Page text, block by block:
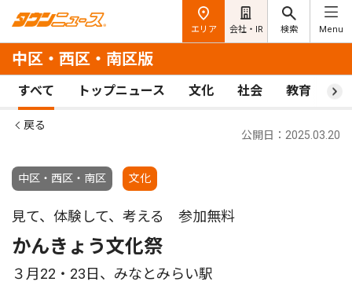
エリア 会社・IR 検索 Menu
中区・西区・南区版
すべて トップニュース 文化 社会 教育 ス
戻る
中区・西区・南区 文化
公開日：2025.03.20
見て、体験して、考える 参加無料
かんきょう文化祭
３月22・23日、みなとみらい駅